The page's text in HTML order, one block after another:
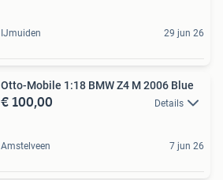
IJmuiden 29 jun 26
Otto-Mobile 1:18 BMW Z4 M 2006 Blue
€ 100,00 Details
Amstelveen 7 jun 26